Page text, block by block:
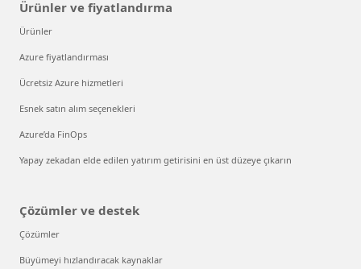
Ürünler ve fiyatlandırma
Ürünler
Azure fiyatlandırması
Ücretsiz Azure hizmetleri
Esnek satın alım seçenekleri
Azure’da FinOps
Yapay zekadan elde edilen yatırım getirisini en üst düzeye çıkarın
Çözümler ve destek
Çözümler
Büyümeyi hızlandıracak kaynaklar